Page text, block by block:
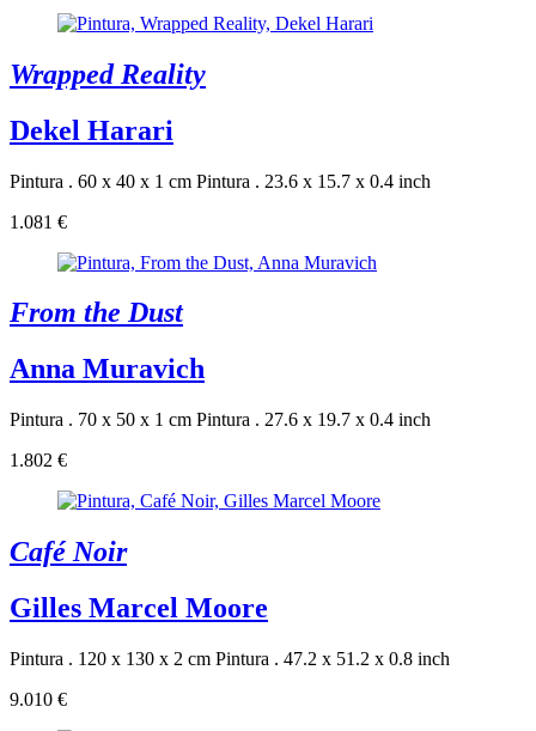
Wrapped Reality
Dekel Harari
Pintura . 60 x 40 x 1 cm Pintura . 23.6 x 15.7 x 0.4 inch
1.081 €
From the Dust
Anna Muravich
Pintura . 70 x 50 x 1 cm Pintura . 27.6 x 19.7 x 0.4 inch
1.802 €
Café Noir
Gilles Marcel Moore
Pintura . 120 x 130 x 2 cm Pintura . 47.2 x 51.2 x 0.8 inch
9.010 €